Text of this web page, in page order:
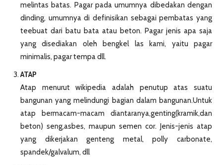
melintas batas. Pagar pada umumnya dibedakan dengan
dinding, umumnya di definisikan sebagai pembatas yang
teebuat dari batu bata atau beton. Pagar jenis apa saja
yang disediakan oleh bengkel las kami, yaitu pagar
minimalis, pagar tempa dll.
ATAP
Atap menurut wikipedia adalah penutup atas suatu
bangunan yang melindungi bagian dalam bangunan.Untuk
atap bermacam-macam diantaranya,genting(kramik,dan
beton) seng,asbes, maupun semen cor. Jenis-jenis atap
yang dikerjakan genteng metal, polly carbonate,
spandek/galvalum, dll